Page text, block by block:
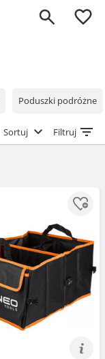
0
Poduszki podróżne
Sortuj Filtruj